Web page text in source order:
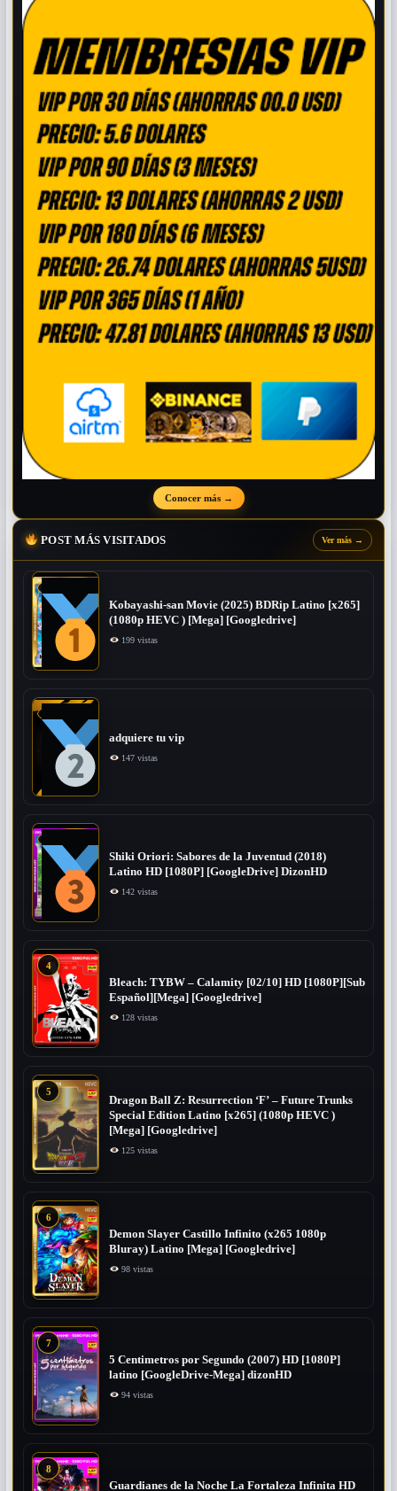
Conocer más →
POST MÁS VISITADOS Ver más →
Kobayashi-san Movie (2025) BDRip Latino [x265]
(1080p HEVC ) [Mega] [Googledrive]
199 vistas
adquiere tu vip
147 vistas
Shiki Oriori: Sabores de la Juventud (2018)
Latino HD [1080P] [GoogleDrive] DizonHD
142 vistas
4
Bleach: TYBW – Calamity [02/10] HD [1080P][Sub
Español][Mega] [Googledrive]
128 vistas
5
Dragon Ball Z: Resurrection ‘F’ – Future Trunks
Special Edition Latino [x265] (1080p HEVC )
[Mega] [Googledrive]
125 vistas
6
Demon Slayer Castillo Infinito (x265 1080p
Bluray) Latino [Mega] [Googledrive]
98 vistas
7
5 Centimetros por Segundo (2007) ​HD [1080P]
latino [GoogleDrive-Mega] dizonHD
94 vistas
8
Guardianes de la Noche La Fortaleza Infinita HD